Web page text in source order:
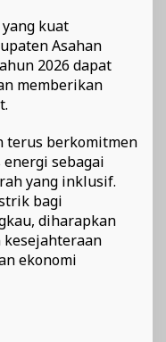
kuat
Asahan
2026 dapat
memberikan
terus berkomitmen
sebagai
yang inklusif.
bagi
diharapkan
ekonomi